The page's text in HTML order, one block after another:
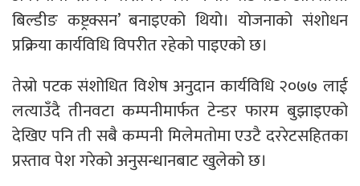
बिल्डीङ कष्ट्रक्सन’ बनाइएको थियो। योजनाको संशोधन
प्रक्रिया कार्यविधि विपरीत रहेको पाइएको छ।
तेस्रो पटक संशोधित विशेष अनुदान कार्यविधि २०७७ लाई
लत्याउँदै तीनवटा कम्पनीमार्फत टेन्डर फारम बुझाइएको
देखिए पनि ती सबै कम्पनी मिलेमतोमा एउटै दररेटसहितका
प्रस्ताव पेश गरेको अनुसन्धानबाट खुलेको छ।